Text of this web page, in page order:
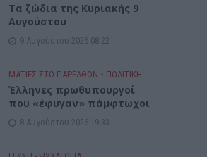
Τα ζώδια της Κυριακής 9
Αυγούστου
9 Αυγούστου 2026 08:22
ΜΑΤΙΕΣ ΣΤΟ ΠΑΡΕΛΘΟΝ • ΠΟΛΙΤΙΚΗ
Έλληνες πρωθυπουργοί
που «έφυγαν» πάμφτωχοι
8 Αυγούστου 2026 19:33